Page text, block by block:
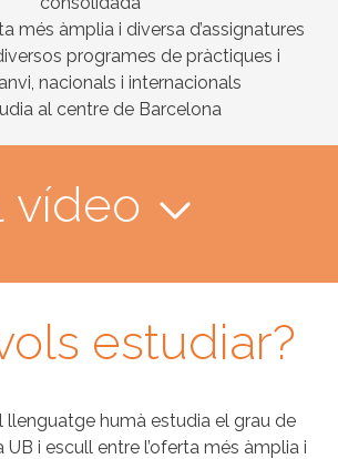
més àmplia i diversa d’assignatures
programes de pràctiques i
nacionals i internacionals
al centre de Barcelona
vídeo
estudiar?
llenguatge humà estudia el grau de
UB i escull entre l’oferta més àmplia i